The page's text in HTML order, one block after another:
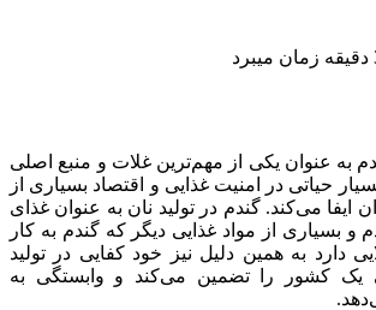
به عنوان یکی از مهم‌ترین غلات و منبع اصلی
حیاتی در امنیت غذایی و اقتصاد بسیاری از
ایفا می‌کند. گندم در تولید نان به عنوان غذای
بسیاری از مواد غذایی دیگر که گندم به کار
دارد به همین دلیل نیز خود کفایی در تولید
یک کشور را تضمین می‌کند و وابستگی به